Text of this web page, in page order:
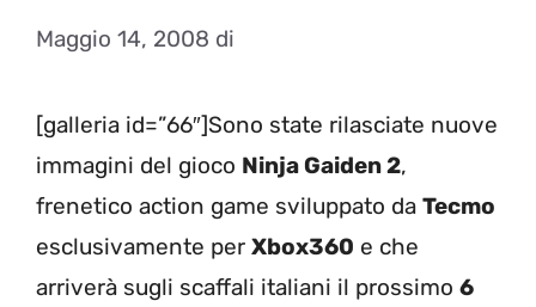
Maggio 14, 2008 di
[galleria id=”66″]Sono state rilasciate nuove
immagini del gioco Ninja Gaiden 2,
frenetico action game sviluppato da Tecmo
esclusivamente per Xbox360 e che
arriverà sugli scaffali italiani il prossimo 6